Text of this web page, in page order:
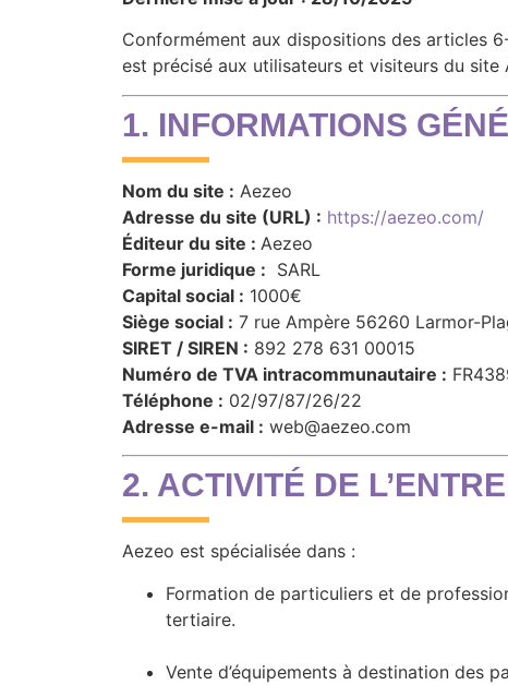
Conformément aux dispositions des articles
est précisé aux utilisateurs et visiteurs du site
1. INFORMATIONS
Nom du site : Aezeo
Adresse du site (URL) : https://aezeo.com/
Éditeur du site : Aezeo
Forme juridique : SARL
Capital social : 1000€
Siège social : 7 rue Ampère 56260 Larmor-
SIRET / SIREN : 892 278 631 00015
Numéro de TVA intracommunautaire :
Téléphone : 02/97/87/26/22
Adresse e-mail : web@aezeo.com
2. ACTIVITÉ DE
Aezeo est spécialisée dans :
Formation de particuliers et de
tertiaire.
Vente d’équipements à destination des